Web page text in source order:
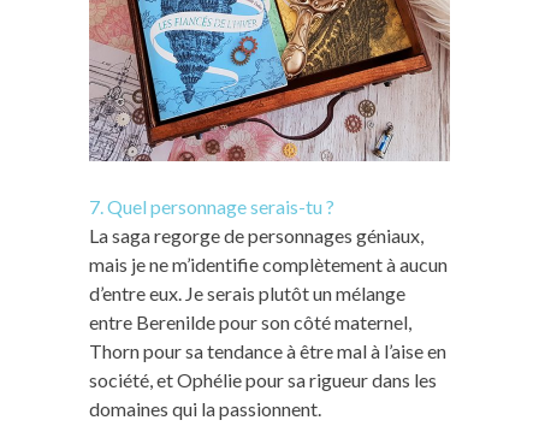
7. Quel personnage serais-tu ?
La saga regorge de personnages géniaux,
mais je ne m’identifie complètement à aucun
d’entre eux. Je serais plutôt un mélange
entre Berenilde pour son côté maternel,
Thorn pour sa tendance à être mal à l’aise en
société, et Ophélie pour sa rigueur dans les
domaines qui la passionnent.